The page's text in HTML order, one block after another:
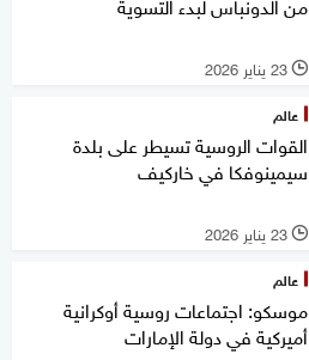
l 23 يناير 2026
عالم
القوات الروسية تسيطر على بلدة
سيمينوفكا في خاركيف
l 23 يناير 2026
عالم
موسكو: اجتماعات روسية أوكرانية
أميركية في دولة الإمارات